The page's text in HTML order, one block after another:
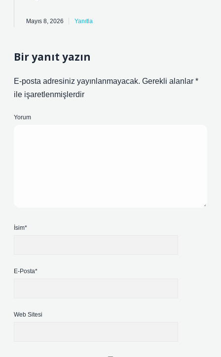
Mayıs 8, 2026 Yanıtla
Bir yanıt yazın
E-posta adresiniz yayınlanmayacak. Gerekli alanlar *
ile işaretlenmişlerdir
Yorum
İsim*
E-Posta*
Web Sitesi